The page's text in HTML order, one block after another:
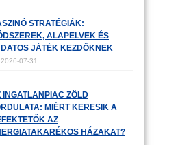
STRATÉGIÁK:
ALAPELVEK ÉS
JÁTÉK KEZDŐKNEK
2026-07-31
INGATLANPIAC ZÖLD
MIÉRT KERESIK A
AZ
HÁZAKAT?